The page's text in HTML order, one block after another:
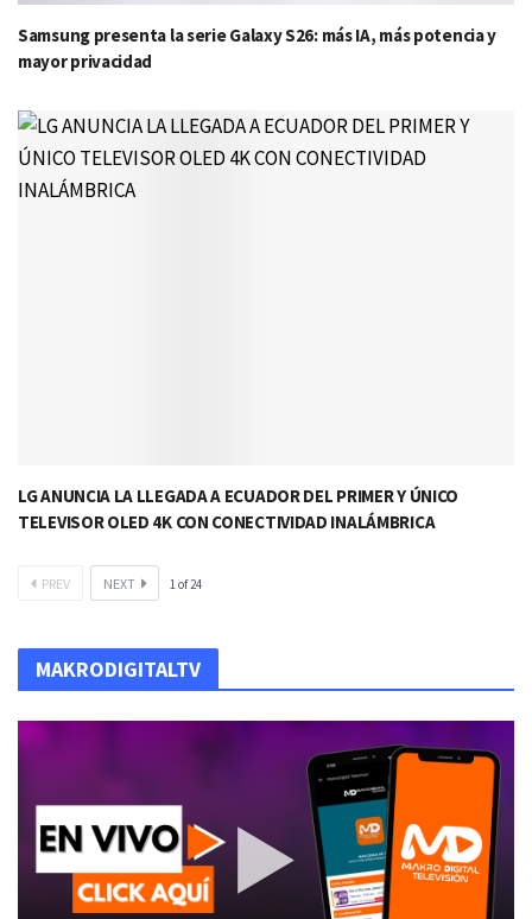
Samsung presenta la serie Galaxy S26: más IA, más potencia y
mayor privacidad
LG ANUNCIA LA LLEGADA A ECUADOR DEL PRIMER Y ÚNICO
TELEVISOR OLED 4K CON CONECTIVIDAD INALÁMBRICA
PREV NEXT 1of24
MAKRODIGITALTV